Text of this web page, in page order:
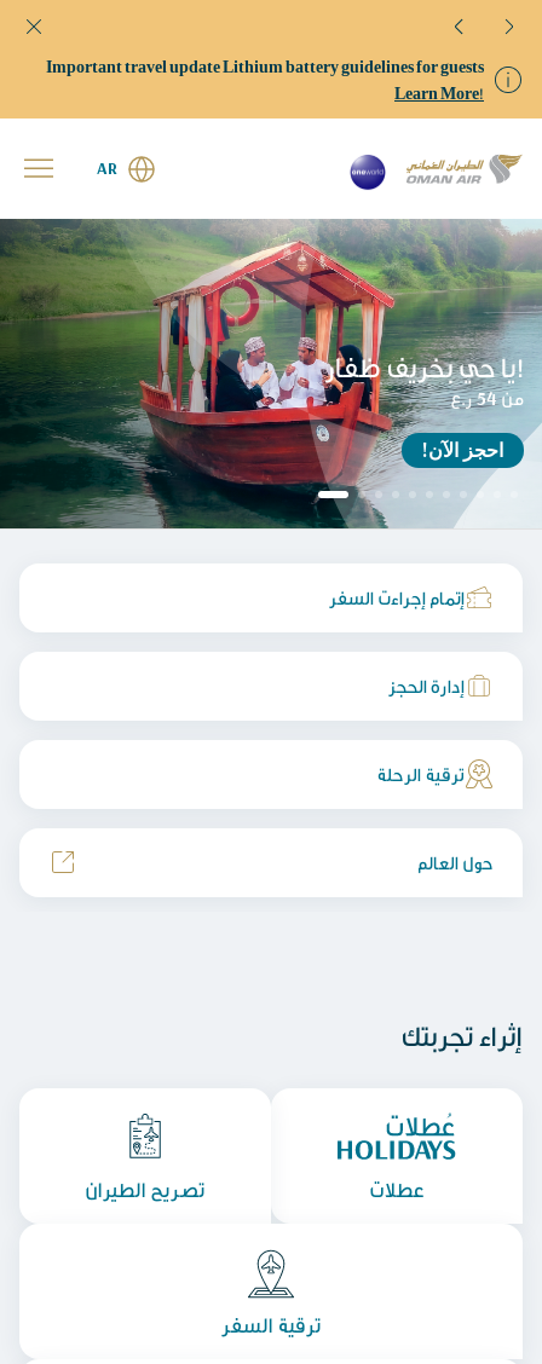
Important travel update Lithium battery guidelines for guests
Learn More!
AR
يا حي بخريف ظفار!
من 54 ر.ع
!احجز الآن
إتمام إجراءت السفر
إدارة الحجز
ترقية الرحلة
حول العالم
إثراء تجربتك
عطلات تصريح الطيران
ترقية السفر